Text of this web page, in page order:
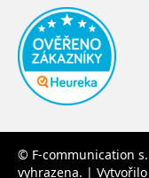
© F-communication
vyhrazena. |